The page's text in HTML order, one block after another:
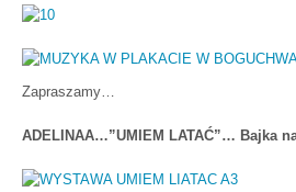
Zapraszamy…
ADELINAA…”UMIEM LATAĆ”… Bajka